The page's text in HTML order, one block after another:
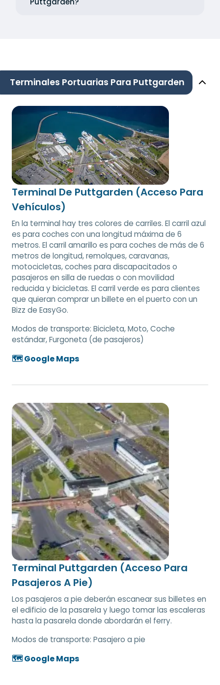
Terminales Portuarias Para Puttgarden
Terminal De Puttgarden (Acceso Para
Vehículos)
En la terminal hay tres colores de carriles. El carril azul
es para coches con una longitud máxima de 6
metros. El carril amarillo es para coches de más de 6
metros de longitud, remolques, caravanas,
motocicletas, coches para discapacitados o
pasajeros en silla de ruedas o con movilidad
reducida y bicicletas. El carril verde es para clientes
que quieran comprar un billete en el puerto con un
Bizz de EasyGo.
Modos de transporte: Bicicleta, Moto, Coche
estándar, Furgoneta (de pasajeros)
🗺️ Google Maps
Terminal Puttgarden (Acceso Para
Pasajeros A Pie)
Los pasajeros a pie deberán escanear sus billetes en
el edificio de la pasarela y luego tomar las escaleras
hasta la pasarela donde abordarán el ferry.
Modos de transporte: Pasajero a pie
🗺️ Google Maps